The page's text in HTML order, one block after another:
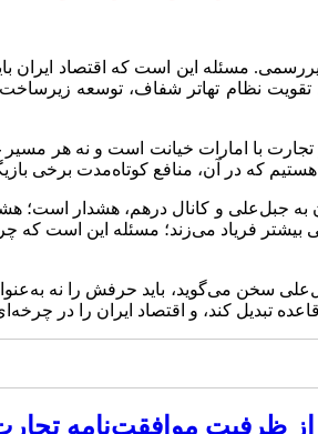
مسئله این است که اقتصاد
تقویت نظام تهاتر شفاف، توسعه
تجارت با امارات خیانت است و نه هر
هستیم که در آن، منافع کوتاه‌مدت برخی
به جبل‌علی و کانال درهم، هشدار است؛
بیشتر فریاد می‌زند؛ مسئله این است
سخن می‌گوید، باید حرفش را نه
تبدیل کند، و اقتصاد ایران را در
ظرفیت موافقت‌نامه